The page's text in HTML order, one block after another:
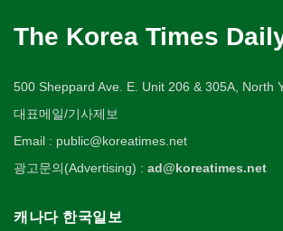
The Korea Times
500 Sheppard Ave. E. Unit 206 & 305A, North
대표메일/기사제보
Email : public@koreatimes.net
광고문의(Advertising) : ad@koreatimes.net
캐나다 한국일보